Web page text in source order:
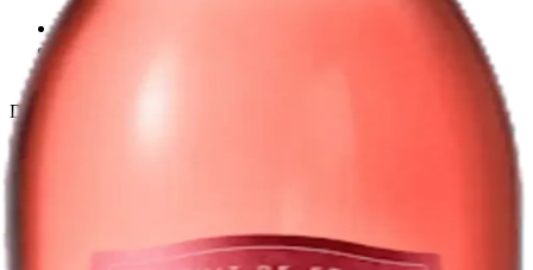
Política de privacidad
Términos y condiciones
Política de devoluciones
Delivery · Miami
Delivery Coral Gables
Cervezas a domicilio Miami